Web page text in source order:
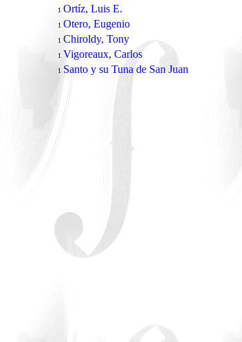
1 Ortíz, Luis E.
1 Otero, Eugenio
1 Chiroldy, Tony
1 Vigoreaux, Carlos
1 Santo y su Tuna de San Juan